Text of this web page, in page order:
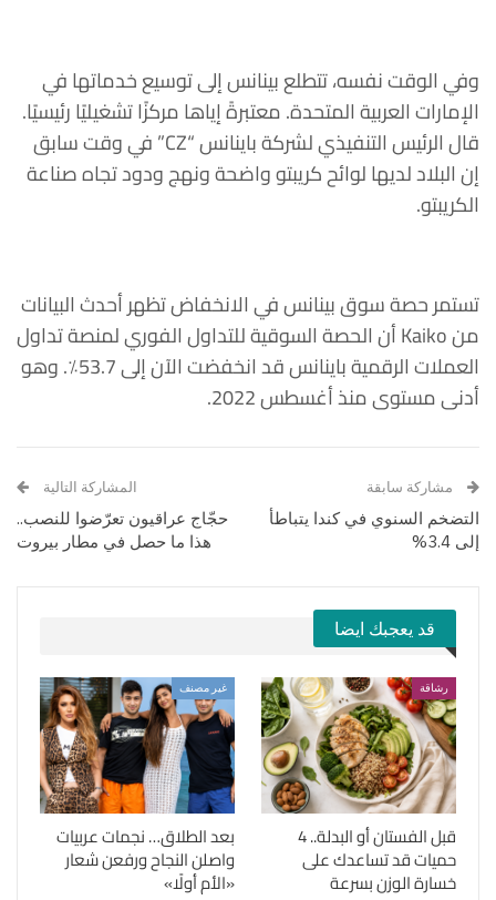
وفي الوقت نفسه، تتطلع بينانس إلى توسيع خدماتها في
الإمارات العربية المتحدة. معتبرةً إياها مركزًا تشغيليًا رئيسيًا.
قال الرئيس التنفيذي لشركة باينانس “CZ” في وقت سابق
إن البلاد لديها لوائح كريبتو واضحة ونهج ودود تجاه صناعة
الكريبتو.
تستمر حصة سوق بينانس في الانخفاض تظهر أحدث البيانات
من Kaiko أن الحصة السوقية للتداول الفوري لمنصة تداول
العملات الرقمية باينانس قد انخفضت الآن إلى 53.7٪. وهو
أدنى مستوى منذ أغسطس 2022.
مشاركة سابقة
التضخم السنوي في كندا يتباطأ
إلى 3.4%
المشاركة التالية
حجّاج عراقيون تعرّضوا للنصب..
هذا ما حصل في مطار بيروت
قد يعجبك ايضا
رشاقة
قبل الفستان أو البدلة.. 4
حميات قد تساعدك على
خسارة الوزن بسرعة
غير مصنف
بعد الطلاق… نجمات عربيات
واصلن النجاح ورفعن شعار
«الأم أولًا»